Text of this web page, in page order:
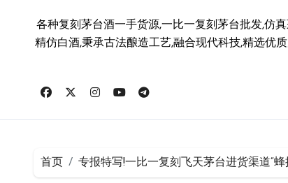
各种复刻茅台酒一手货源,一比一复刻茅台批发,仿
精仿白酒,秉承古法酿造工艺,融合现代科技,精选优
首页 专报特写!一比一复刻飞天茅台进货渠道“蜂